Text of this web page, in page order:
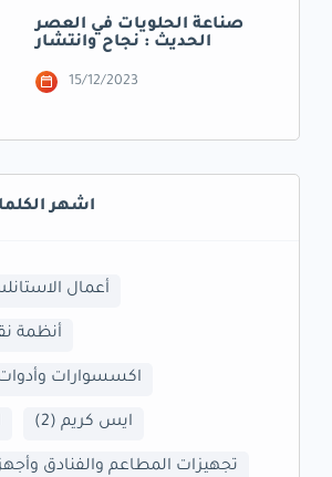
صناعة الحلويات في العصر
الحديث : نجاح وانتشار
15/12/2023
اشهر
أعمال
أنظمة
اكسسوارات
ايس كريم (2)
تجهيزات المطاعم والفنادق